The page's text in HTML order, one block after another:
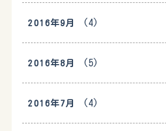
2016年9月 (4)
2016年8月 (5)
2016年7月 (4)